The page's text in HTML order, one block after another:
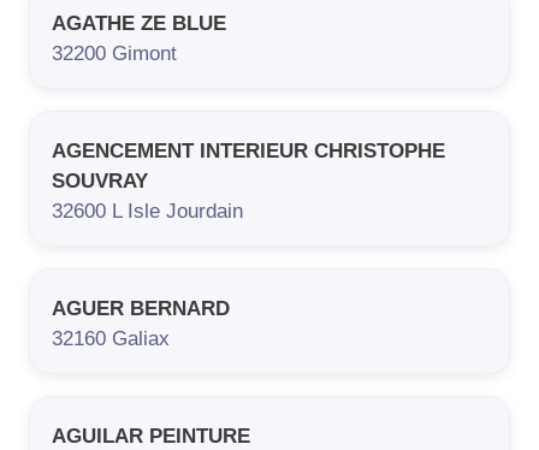
AGATHE ZE BLUE
32200 Gimont
AGENCEMENT INTERIEUR CHRISTOPHE
SOUVRAY
32600 L Isle Jourdain
AGUER BERNARD
32160 Galiax
AGUILAR PEINTURE